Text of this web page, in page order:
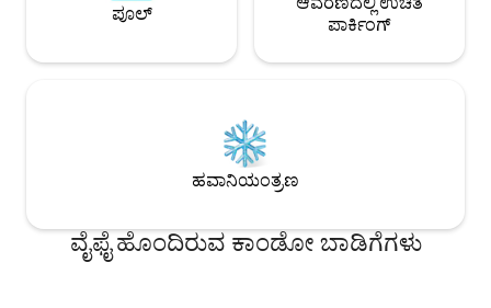
ಪೂಲ್
ಪಾರ್ಕಿಂಗ್
ಹವಾನಿಯಂತ್ರಣ
ವೈಫೈ ಹೊಂದಿರುವ ಕಾಂಡೋ ಬಾಡಿಗೆಗಳು